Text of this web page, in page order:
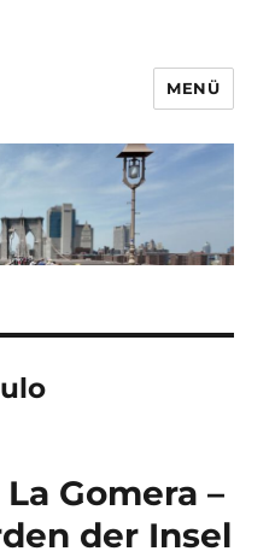
MENÜ
Gomera –
der Insel